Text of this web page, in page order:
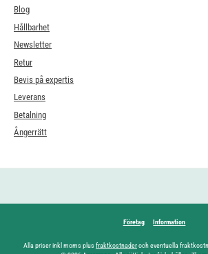
Blog
Hållbarhet
Newsletter
Retur
Bevis på expertis
Leverans
Betalning
Ångerrätt
Företag Information
Alla priser inkl moms plus fraktkostnaderoch eventuella